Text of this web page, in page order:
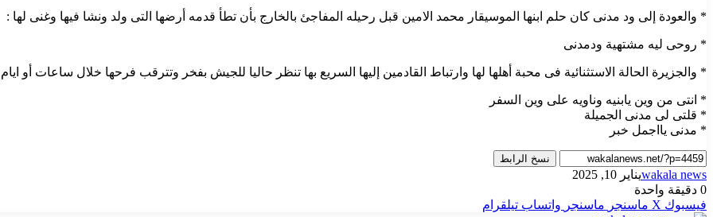
* والعودة إلى ود مدنى كان حلم ابنها الموسيقار محمد الامين قبل رحيله المفاجئ بالخارج بأن تطأ قدمه أرضها التى ولد ونشا فيها وغنى لها :
* روحى ليه مشتهية ودمدنى
* والجزيرة الحالة الاستثنائية فى محبة أهلها لها وارتباط القادمين إليها السريع بها تنظر حاليا للجيش بفخر وتترقب فرحها خلال ساعات أو
* انتى من وين يابنيه وناويه على وين السفر
* قلتى لى مدنى الجميلة
* مدنى يااجمل خبر
نسخ الرابط
wakala newsيناير 10, 2025
0 دقيقة واحدة
فيسبوك ‫X ماسنجر ماسنجر واتساب تيلقرام